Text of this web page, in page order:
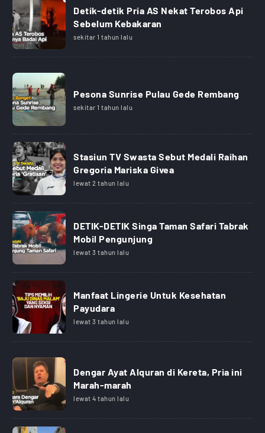
Detik-detik Pria AS Nekat Terobos Api
Sebelum Kebakaran
sekitar 1 tahun lalu
Pesona Sunrise Pulau Gede Rembang
sekitar 1 tahun lalu
Stasiun TV Swasta Sebut Medali Raihan
Gregoria Mariska Givea
lewat 2 tahun lalu
DETIK-DETIK Singa Taman Safari Tabrak
Mobil Pengunjung
lewat 3 tahun lalu
Manfaat Lingerie Untuk Kesehatan
Payudara
lewat 3 tahun lalu
Dengar Ayat Alquran di Kereta, Pria ini
Marah-marah
lewat 4 tahun lalu